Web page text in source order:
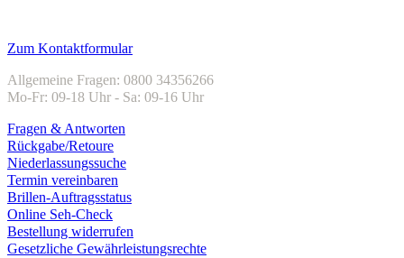
Zum Kontaktformular
Allgemeine Fragen: 0800 34356266
Mo-Fr: 09-18 Uhr - Sa: 09-16 Uhr
Fragen & Antworten
Rückgabe/Retoure
Niederlassungssuche
Termin vereinbaren
Brillen-Auftragsstatus
Online Seh-Check
Bestellung widerrufen
Gesetzliche Gewährleistungsrechte